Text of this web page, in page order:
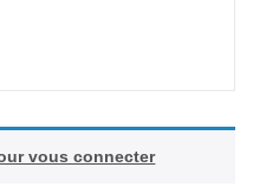
vous connecter